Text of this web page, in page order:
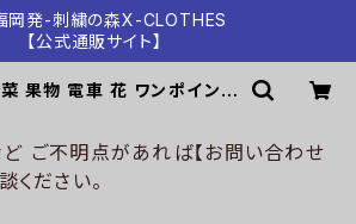
岡発-刺繍の森X-CLOTHES
【公式通販サイト】
果物 電車 花 ワンポイント
パンツ 柄 グッズ ori-a-pat
| 刺繍の森X-CLOTHES
【公式通販サイト】
ご不明点があれば【お問い合わせ
ください。